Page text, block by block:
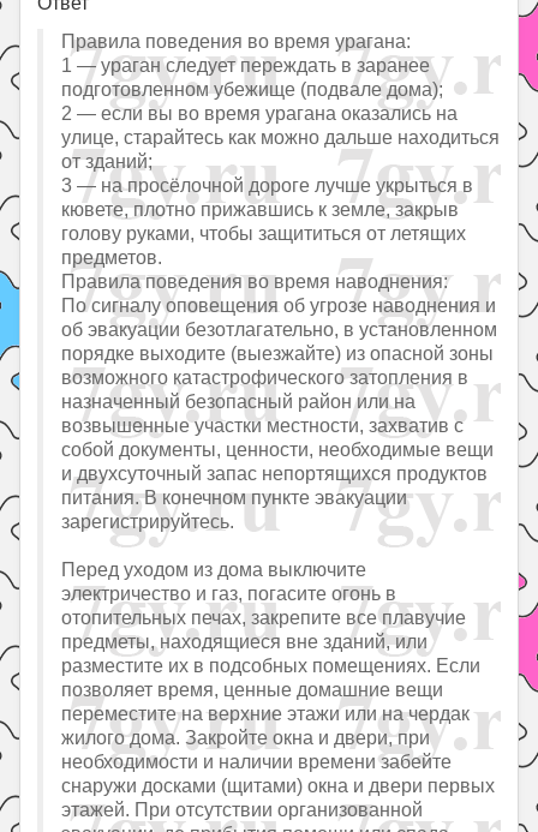
Правила поведения во время урагана:
1 — ураган следует переждать в заранее
подготовленном убежище (подвале дома);
2 — если вы во время урагана оказались на
улице, старайтесь как можно дальше находиться
от зданий;
3 — на просёлочной дороге лучше укрыться в
кювете, плотно прижавшись к земле, закрыв
голову руками, чтобы защититься от летящих
предметов.
Правила поведения во время наводнения:
По сигналу оповещения об угрозе наводнения и
об эвакуации безотлагательно, в установленном
порядке выходите (выезжайте) из опасной зоны
возможного катастрофического затопления в
назначенный безопасный район или на
возвышенные участки местности, захватив с
собой документы, ценности, необходимые вещи
и двухсуточный запас непортящихся продуктов
питания. В конечном пункте эвакуации
зарегистрируйтесь.
Перед уходом из дома выключите
электричество и газ, погасите огонь в
отопительных печах, закрепите все плавучие
предметы, находящиеся вне зданий, или
разместите их в подсобных помещениях. Если
позволяет время, ценные домашние вещи
переместите на верхние этажи или на чердак
жилого дома. Закройте окна и двери, при
необходимости и наличии времени забейте
снаружи досками (щитами) окна и двери первых
этажей. При отсутствии организованной